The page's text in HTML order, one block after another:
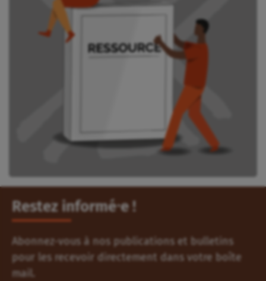
Restez informé⸱e !
Abonnez-vous à nos publications et bulletins
pour les recevoir directement dans votre boîte
mail.